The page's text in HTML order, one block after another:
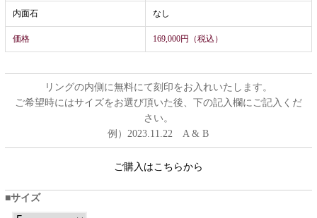
内面石 なし
価格 169,000円（税込）
リングの内側に無料にて刻印をお入れいたします。
ご希望時にはサイズをお選び頂いた後、下の記入欄にご記入くだ
さい。
例）2023.11.22 A & B
ご購入はこちらから
サイズ